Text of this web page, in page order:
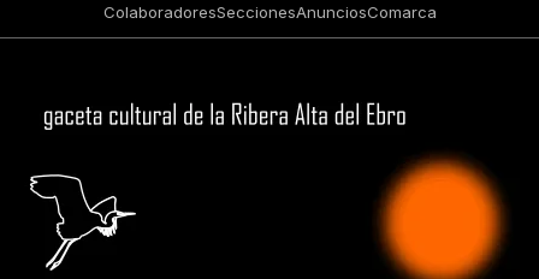
ColaboradoresSeccionesAnunciosComarca